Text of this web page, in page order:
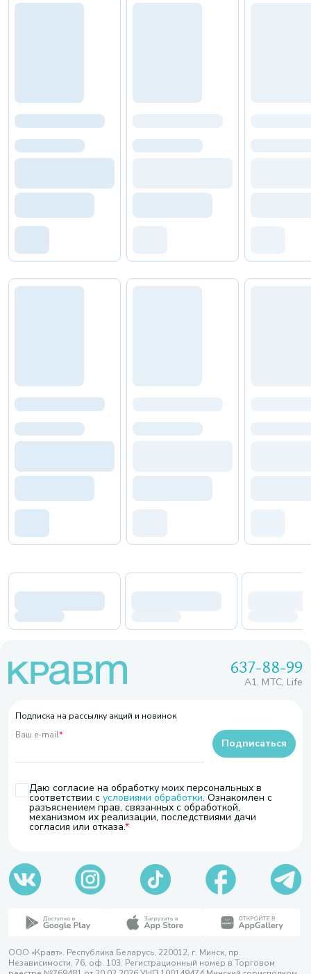
637-88-99
A1, МТС, Life
Подписка на рассылку акций и новинок
Ваш e-mail*
Даю согласие на обработку моих персональных в
соответствии с условиями обработки. Ознакомлен с
разъяснением прав, связанных с обработкой,
механизмом их реализации, последствиями дачи
согласия или отказа.
Подписаться
ООО «Кравт». Республика Беларусь, 220012, г. Минск, пр.
Независимости, 76, оф. 103. Регистрационный номер в Торговом